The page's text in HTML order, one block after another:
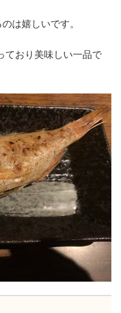
は嬉しいです。
ており美味しい一品で